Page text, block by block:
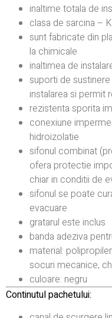
inaltime totala de
clasa de sarcina –
sunt fabricate din
la chimicale
inaltimea de
suporti de
instalarea si permit
rezistenta sporita
conexiune
hidroizolatie
sifonul combinat
ofera protectie
chiar in conditii de
sifonul se poate
evacuare
gratarul este inclus
banda adeziva
material:
socuri mecanice,
culoare: negru
Continutul pachetului: